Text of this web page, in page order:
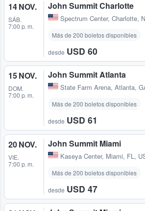
14 NOV.
SÁB.
7:00 p. m.
John Summit Charlotte
Spectrum Center, Charlotte,
Más de 200 boletos disponibles
desde USD 60
15 NOV.
DOM.
7:00 p. m.
John Summit Atlanta
State Farm Arena, Atlanta,
Más de 200 boletos disponibles
desde USD 61
20 NOV.
VIE.
7:00 p. m.
John Summit Miami
Kaseya Center, Miami, FL,
Más de 200 boletos disponibles
desde USD 47